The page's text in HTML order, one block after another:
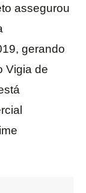
assegurou
gerando
Vigia de